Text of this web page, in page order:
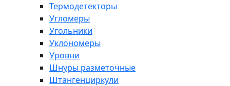
Термодетекторы
Угломеры
Угольники
Уклономеры
Уровни
Шнуры разметочные
Штангенциркули